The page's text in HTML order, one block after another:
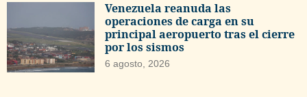
Venezuela reanuda las
operaciones de carga en su
principal aeropuerto tras el cierre
por los sismos
6 agosto, 2026